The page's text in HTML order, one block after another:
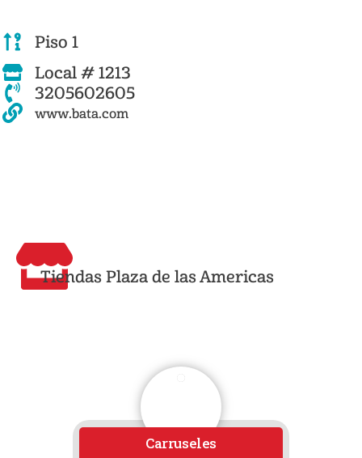
Piso 1
Local # 1213
3205602605
www.bata.com
Tiendas Plaza de las Americas
Carruseles